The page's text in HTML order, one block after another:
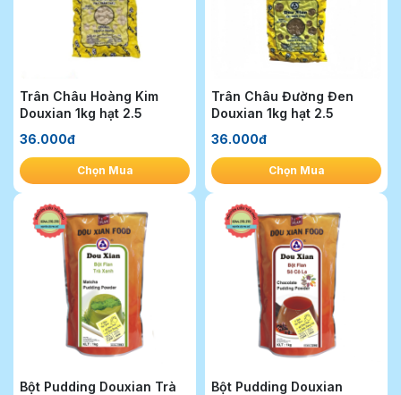
Trân Châu Hoàng Kim
Douxian 1kg hạt 2.5
36.000đ
Chọn Mua
Trân Châu Đường Đen
Douxian 1kg hạt 2.5
36.000đ
Chọn Mua
Bột Pudding Douxian Trà
Bột Pudding Douxian